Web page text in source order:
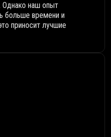
Однако наш опыт
больше времени и
приносит лучшие